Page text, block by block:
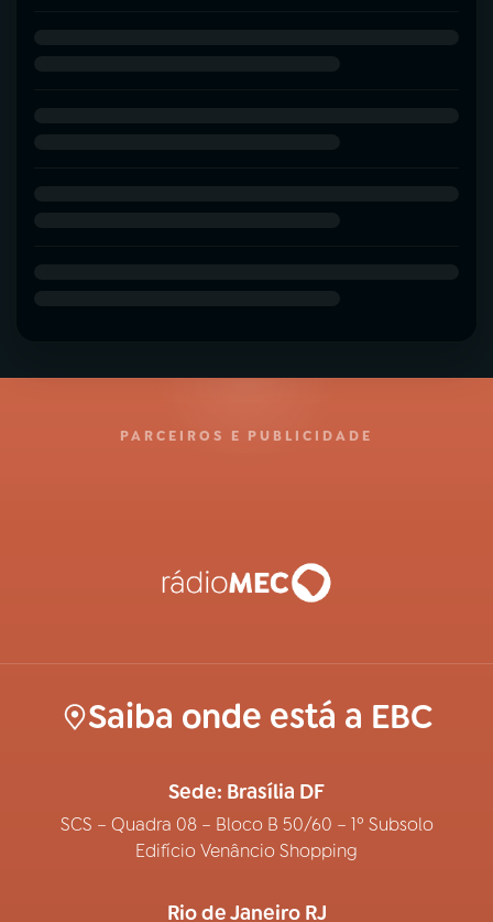
PARCEIROS E PUBLICIDADE
Saiba onde está a EBC
Sede: Brasília DF
SCS – Quadra 08 – Bloco B 50/60 – 1º Subsolo
Edifício Venâncio Shopping
Rio de Janeiro RJ